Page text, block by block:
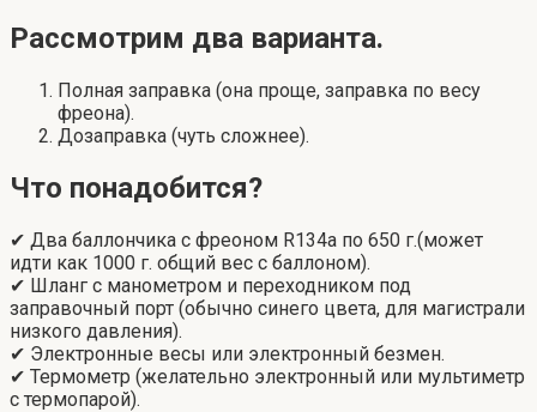
Рассмотрим два варианта.
Полная заправка (она проще, заправка по весу
фреона).
Дозаправка (чуть сложнее).
Что понадобится?
✔ Два баллончика с фреоном R134a по 650 г.(может
идти как 1000 г. общий вес с баллоном).
✔ Шланг с манометром и переходником под
заправочный порт (обычно синего цвета, для магистрали
низкого давления).
✔ Электронные весы или электронный безмен.
✔ Термометр (желательно электронный или мультиметр
с термопарой).